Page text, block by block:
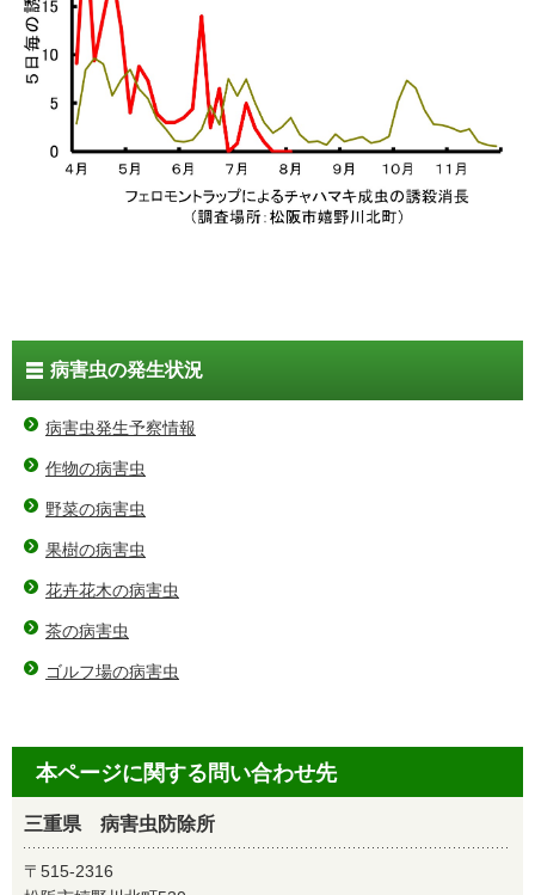
病害虫の発生状況
病害虫発生予察情報
作物の病害虫
野菜の病害虫
果樹の病害虫
花卉花木の病害虫
茶の病害虫
ゴルフ場の病害虫
本ページに関する問い合わせ先
三重県 病害虫防除所
〒515-2316